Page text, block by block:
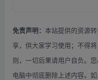
免责声明： 本站提供的资源
享，供大家学习使用；不得
则，一切后果请用户自负。
电脑中彻底删除上述内容。